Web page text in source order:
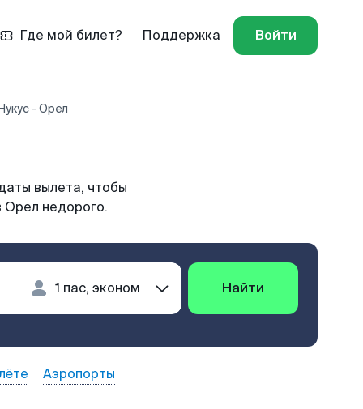
Где мой билет? Поддержка Войти
- Орел
вылета, чтобы
Орел недорого.
Найти
Аэропорты